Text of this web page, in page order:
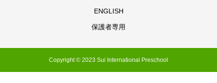
ENGLISH
保護者専用
Copyright © 2023 Sui International Preschool